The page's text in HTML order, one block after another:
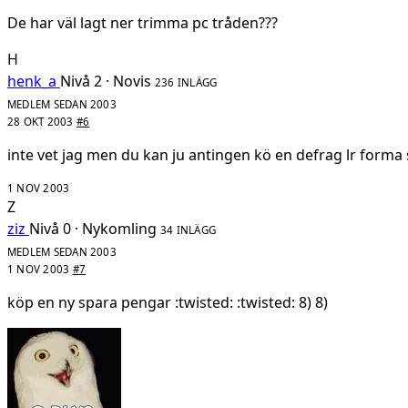
De har väl lagt ner trimma pc tråden???
H
henk_a Nivå 2 · Novis 236 INLÄGG
MEDLEM SEDAN 2003
28 OKT 2003 #6
inte vet jag men du kan ju antingen kö en defrag lr forma
1 NOV 2003
Z
ziz Nivå 0 · Nykomling 34 INLÄGG
MEDLEM SEDAN 2003
1 NOV 2003 #7
köp en ny spara pengar :twisted: :twisted: 8) 8)